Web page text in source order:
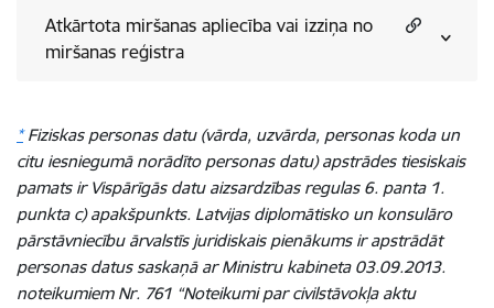
Atkārtota miršanas apliecība vai izziņa no
miršanas reģistra
*Fiziskas personas datu (vārda, uzvārda, personas koda un
citu iesniegumā norādīto personas datu) apstrādes tiesiskais
pamats ir Vispārīgās datu aizsardzības regulas 6. panta 1.
punkta c) apakšpunkts. Latvijas diplomātisko un konsulāro
pārstāvniecību ārvalstīs juridiskais pienākums ir apstrādāt
personas datus saskaņā ar Ministru kabineta 03.09.2013.
noteikumiem Nr. 761 “Noteikumi par civilstāvokļa aktu